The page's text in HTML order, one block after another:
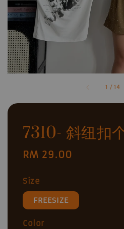
1 /14
7310- 斜纽扣
Regular
RM 29.00
Size
FREESIZE
Color